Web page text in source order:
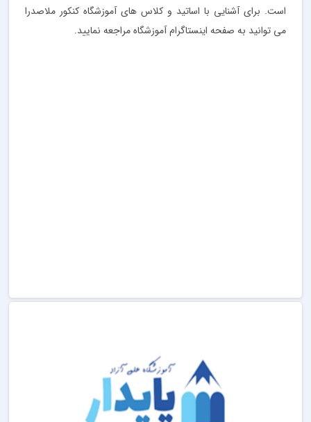
است. برای آشنایی با اساتید و کلاس های آموزشگاه کنکور ملاصدرا
می توانید به صفحه اینستاگرام آموزشگاه مراجعه نمایید.